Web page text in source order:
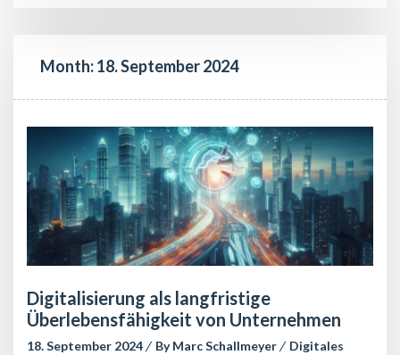
Month: 18. September 2024
Digitalisierung als langfristige
Überlebensfähigkeit von Unternehmen
18. September 2024 By Marc Schallmeyer
Digitales